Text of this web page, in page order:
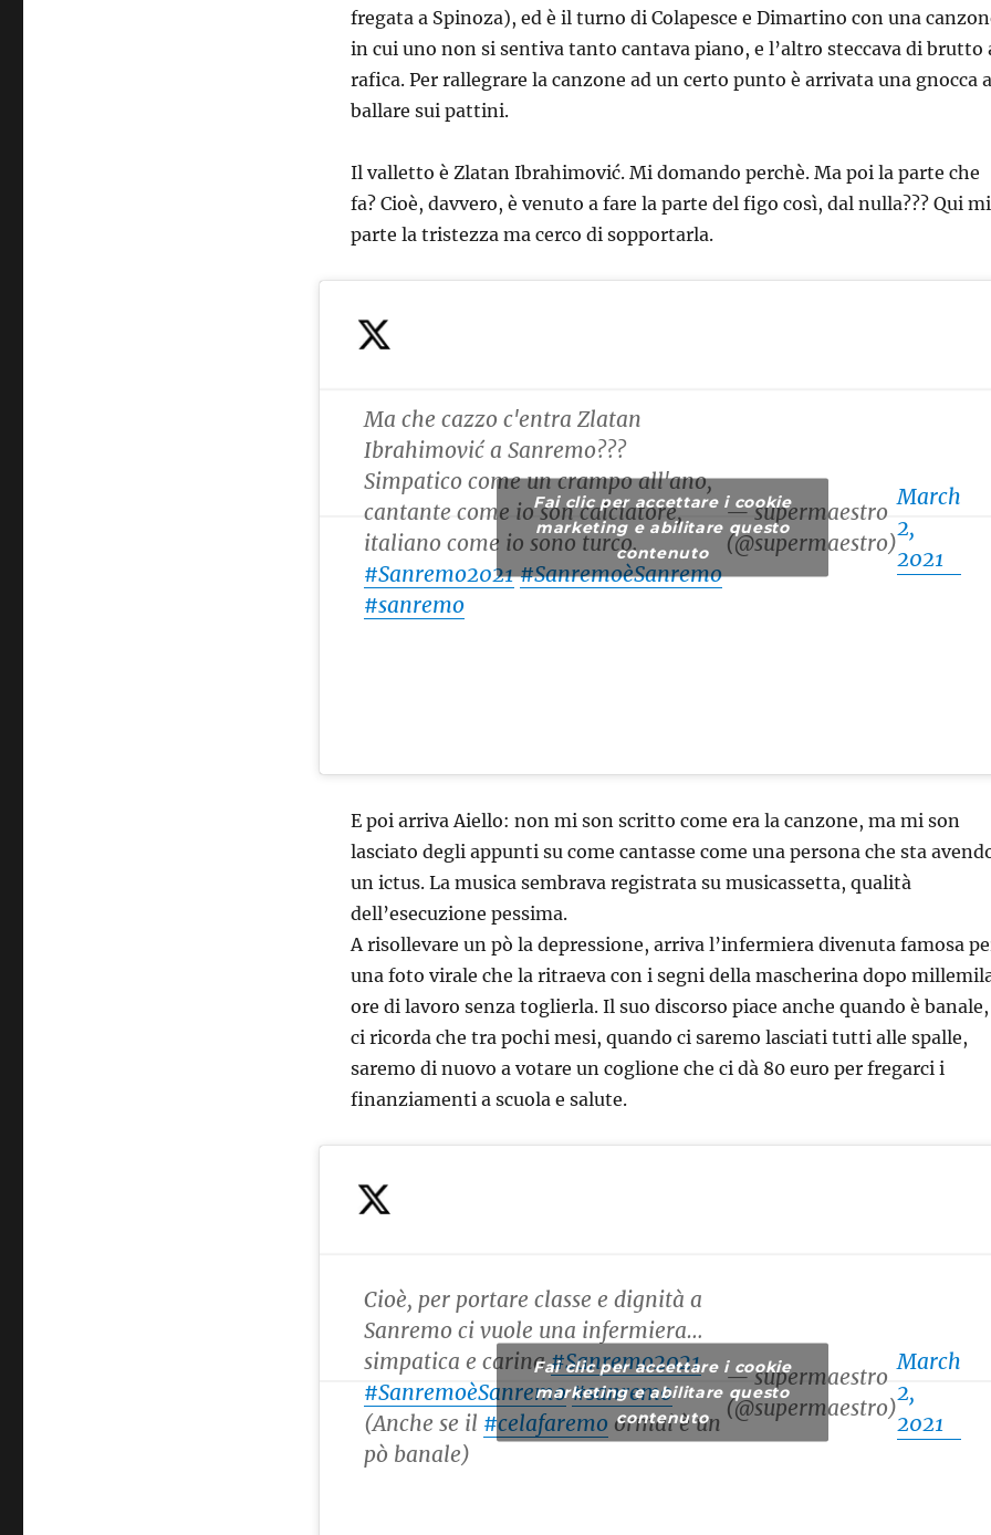
fregata a Spinoza), ed è il turno di Colapesce e Dimartino con una
in cui uno non si sentiva tanto cantava piano, e l’altro steccava di brutto
rafica. Per rallegrare la canzone ad un certo punto è arrivata una gnocca a
ballare sui pattini.
Il valletto è Zlatan Ibrahimović. Mi domando perchè. Ma poi la parte che
fa? Cioè, davvero, è venuto a fare la parte del figo così, dal nulla??? Qui mi
parte la tristezza ma cerco di sopportarla.
Ma che cazzo c'entra Zlatan
Ibrahimović a Sanremo???
Simpatico come un crampo all'ano,
cantante come io son calciatore,
italiano come io sono turco.
#Sanremo2021 #SanremoèSanremo
#sanremo
— supermaestro
(@supermaestro)
March
2,
2021
Fai clic per accettare i cookie
marketing e abilitare questo
contenuto
E poi arriva Aiello: non mi son scritto come era la canzone, ma mi son
lasciato degli appunti su come cantasse come una persona che sta
un ictus. La musica sembrava registrata su musicassetta, qualità
dell’esecuzione pessima.
A risollevare un pò la depressione, arriva l’infermiera divenuta famosa
una foto virale che la ritraeva con i segni della mascherina dopo
ore di lavoro senza toglierla. Il suo discorso piace anche quando è banale,
ci ricorda che tra pochi mesi, quando ci saremo lasciati tutti alle spalle,
saremo di nuovo a votare un coglione che ci dà 80 euro per fregarci i
finanziamenti a scuola e salute.
Cioè, per portare classe e dignità a
Sanremo ci vuole una infermiera…
simpatica e carina#Sanremo2021
#SanremoèSanremo #sanremo
(Anche se il #celafaremo ormai è un
pò banale)
— supermaestro
(@supermaestro)
March
2,
2021
Fai clic per accettare i cookie
marketing e abilitare questo
contenuto